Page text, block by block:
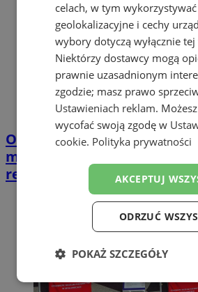
Opiekujesz się bliską
może wpłynąć na przyszłe
regionie
celach, w tym
geolokalizacyjne i cechy
wybory dotyczą wyłącznie
Niektórzy dostawcy mogą
prawnie uzasadnionym
zgodzie; masz prawo
Ustawieniach reklam.
wycofać swoją zgodę w
cookie. Polityka prywatności
AKCEPTUJ
ODRZUĆ
POKAŻ SZCZEGÓŁY
Niezbędne Wydajność